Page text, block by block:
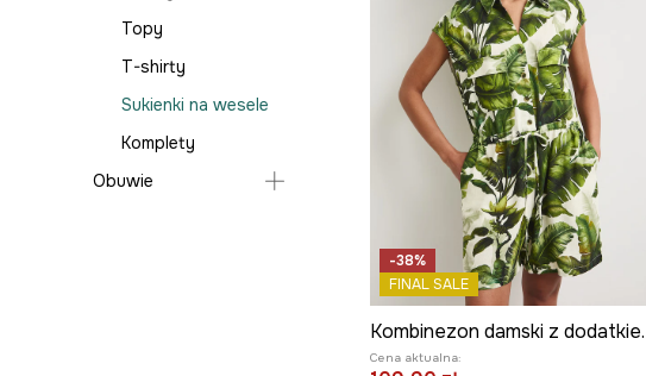
Topy
T-shirty
Sukienki na wesele
Komplety
Obuwie
-38%
FINAL SALE
Cena aktualna: